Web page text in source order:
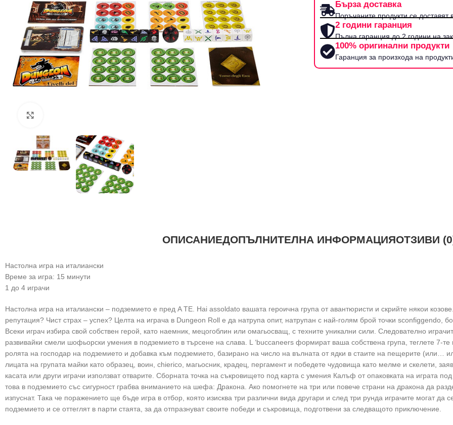
Бърза доставка
Поръчаните продукти се доставят
2 години гаранция
Пълна гаранция до 2 години на
100% оригинални продукти
Гаранция за произхода на
ОПИСАНИЕДОПЪЛНИТЕЛНА ИНФОРМАЦИЯОТЗИВИ
Настолна игра на италиански
Време за игра: 15 минути
1 до 4 играчи
Настолна игра на италиански – подземието е пред A TE. Hai assoldato вашата героична група от авантюристи и скрийте някои
репутация? Чист страх – успех? Целта на играча в Dungeon Roll е да натрупа опит, натрупан с най-голям брой точки sconfiggendo,
Всеки играч избира свой собствен герой, като наемник, мецогоблин или омагьосващ, с техните уникални сили. Следователно
развивайки смели шофьорски умения в подземието в търсене на слава. L ‘buccaneers формират ваша собствена група, теглете 7-те
ролята на господар на подземието и добавка към подземието, базирано на число на вълната от ядки в стаите на пещерите (или…
лицата на групата майки като образец, воин, chierico, магьосник, крадец, пергамент и победете чудовища като мелме и скелети,
касата или други играчи използват отварите. Сборната точка на съкровището под карта с умения Калъф от опаковката на играта
това в подземието със сигурност грабва вниманието на шефа: Дракона. Ако помогнете на три или повече страни на дракона да
изпуснат. Така че поражението ще бъде игра в отбор, която изисква три различни вида другари и след три рунда играчите могат да
подземието и се оттеглят в парти стаята, за да отпразнуват своите победи и съкровища, подготвени за следващото приключение.